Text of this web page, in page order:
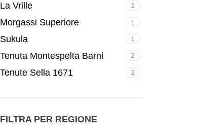
La Vrille 2
Morgassi Superiore 1
Sukula 1
Tenuta Montespelta Barni 2
Tenute Sella 1671 2
FILTRA PER REGIONE